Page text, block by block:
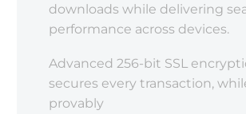
downloads while delivering
performance across devices.
Advanced 256-bit SSL
secures every transaction,
provably